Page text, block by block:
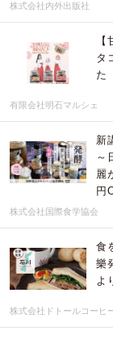
株式会社内外出版社
タ
た
有限会社明石マルシェ
新
～
麗
円
株式会社国際食学協会
食
樂
よ
株式会社ドトールコーヒ